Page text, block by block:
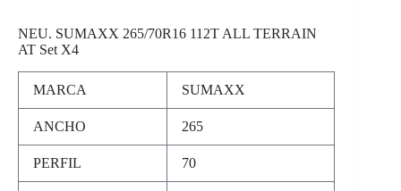
NEU. SUMAXX 265/70R16 112T ALL TERRAIN
AT Set X4
MARCA SUMAXX
ANCHO 265
PERFIL 70